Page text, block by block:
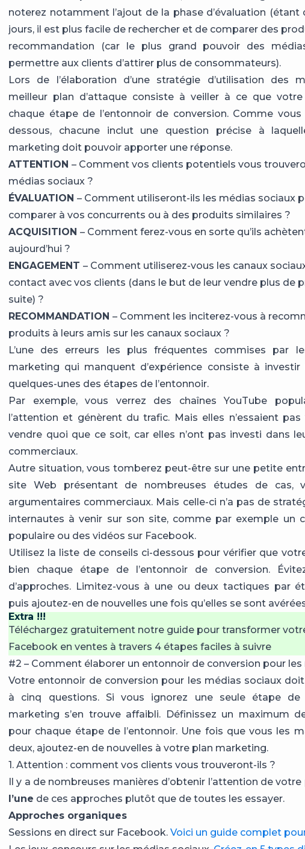
noterez notamment l’ajout de la phase d’évaluation (étant
jours, il est plus facile de rechercher et de comparer des
recommandation (car le plus grand pouvoir des
permettre aux clients d’attirer plus de consommateurs).
Lors de l’élaboration d’une stratégie d’utilisation des
meilleur plan d’attaque consiste à veiller à ce que
chaque étape de l’entonnoir de conversion. Comme
dessous, chacune inclut une question précise à
marketing doit pouvoir apporter une réponse.
ATTENTION – Comment vos clients potentiels vous
médias sociaux ?
ÉVALUATION – Comment utiliseront-ils les médias sociaux
comparer à vos concurrents ou à des produits similaires ?
ACQUISITION – Comment ferez-vous en sorte qu’ils
aujourd’hui ?
ENGAGEMENT – Comment utiliserez-vous les canaux
contact avec vos clients (dans le but de leur vendre plus de
suite) ?
RECOMMANDATION – Comment les inciterez-vous à
produits à leurs amis sur les canaux sociaux ?
L’une des erreurs les plus fréquentes commises par
marketing qui manquent d’expérience consiste à investir
quelques-unes des étapes de l’entonnoir.
Par exemple, vous verrez des chaînes YouTube
l’attention et génèrent du trafic. Mais elles n’essaient
vendre quoi que ce soit, car elles n’ont pas investi dans
commerciaux.
Autre situation, vous tomberez peut-être sur une petite
site Web présentant de nombreuses études de cas,
argumentaires commerciaux. Mais celle-ci n’a pas de
internautes à venir sur son site, comme par exemple un
populaire ou des vidéos sur Facebook.
Utilisez la liste de conseils ci-dessous pour vérifier que
bien chaque étape de l’entonnoir de conversion.
d’approches. Limitez-vous à une ou deux tactiques par
puis ajoutez-en de nouvelles une fois qu’elles se sont
Extra !!!
Téléchargez gratuitement notre guide pour transformer
Facebook en ventes à travers 4 étapes faciles à suivre
#2 – Comment élaborer un entonnoir de conversion pour les
Votre entonnoir de conversion pour les médias sociaux
à cinq questions. Si vous ignorez une seule étape de
marketing s’en trouve affaibli. Définissez un maximum
pour chaque étape de l’entonnoir. Une fois que vous les
deux, ajoutez-en de nouvelles à votre plan marketing.
1. Attention : comment vos clients vous trouveront-ils ?
Il y a de nombreuses manières d’obtenir l’attention de votre
l’une de ces approches plutôt que de toutes les essayer.
Approches organiques
Sessions en direct sur Facebook. Voici un guide complet